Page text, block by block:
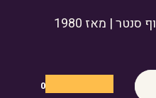
| מאז 1980
0